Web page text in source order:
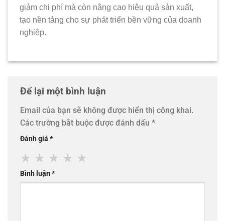
giảm chi phí mà còn nâng cao hiệu quả sản xuất,
tạo nền tảng cho sự phát triển bền vững của doanh
nghiệp.
Để lại một bình luận
Email của bạn sẽ không được hiển thị công khai.
Các trường bắt buộc được đánh dấu *
Đánh giá *
★ ★ ★ ★ ★
Bình luận*